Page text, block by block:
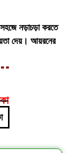
সহজে নড়াচড়া করতে
দেয়। আয়রনের